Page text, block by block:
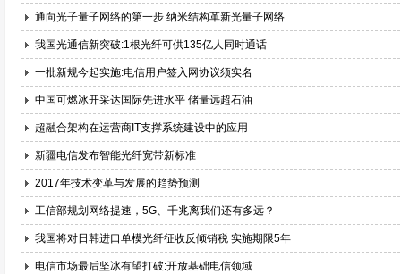
通向光子量子网络的第一步 纳米结构革新光量子网络
我国光通信新突破:1根光纤可供135亿人同时通话
一批新规今起实施:电信用户签入网协议须实名
中国可燃冰开采达国际先进水平 储量远超石油
超融合架构在运营商IT支撑系统建设中的应用
新疆电信发布智能光纤宽带新标准
2017年技术变革与发展的趋势预测
工信部规划网络提速，5G、千兆离我们还有多远？
我国将对日韩进口单模光纤征收反倾销税 实施期限5年
电信市场最后坚冰有望打破:开放基础电信领域